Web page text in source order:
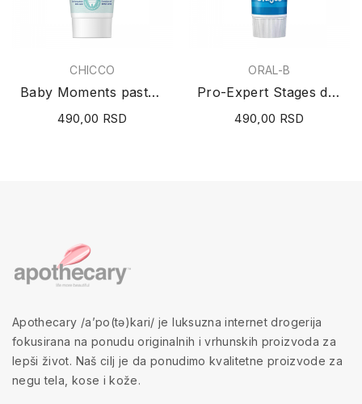
CHICCO
Baby Moments pasta za zube jabuka i banana 50ml
490,00 RSD
ORAL-B
Pro-Expert Stages dečja pasta za zube (Fruit...
490,00 RSD
Apothecary /a’po(tə)kari/ je luksuzna internet drogerija
fokusirana na ponudu originalnih i vrhunskih proizvoda za
lepši život. Naš cilj je da ponudimo kvalitetne proizvode za
negu tela, kose i kože.